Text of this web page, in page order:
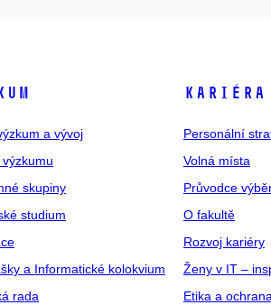
a vývoj
skupiny
studium
a Informatické kolokvium
rada
KARIÉRA
Personální
Volná místa
Průvodce
O fakultě
Rozvoj kariéry
Ženy v IT –
Etika a